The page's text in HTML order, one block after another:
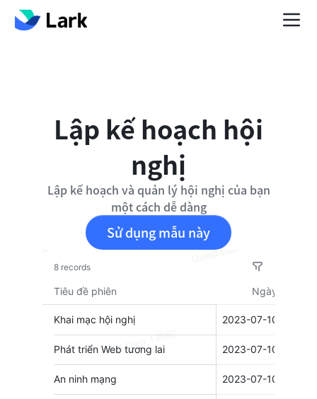
Lập kế hoạch hội
nghị
Lập kế hoạch và quản lý hội nghị của bạn
một cách dễ dàng
Sử dụng mẫu này